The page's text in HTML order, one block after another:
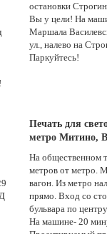
остановки
Вы у цели! На
Маршала
ул., налево на
Паркуйтесь!
Печать для
метро Митино,
На общественном
метров от метро.
вагон. Из метро
прямо. Вход со
бульвара по
На машине- 20